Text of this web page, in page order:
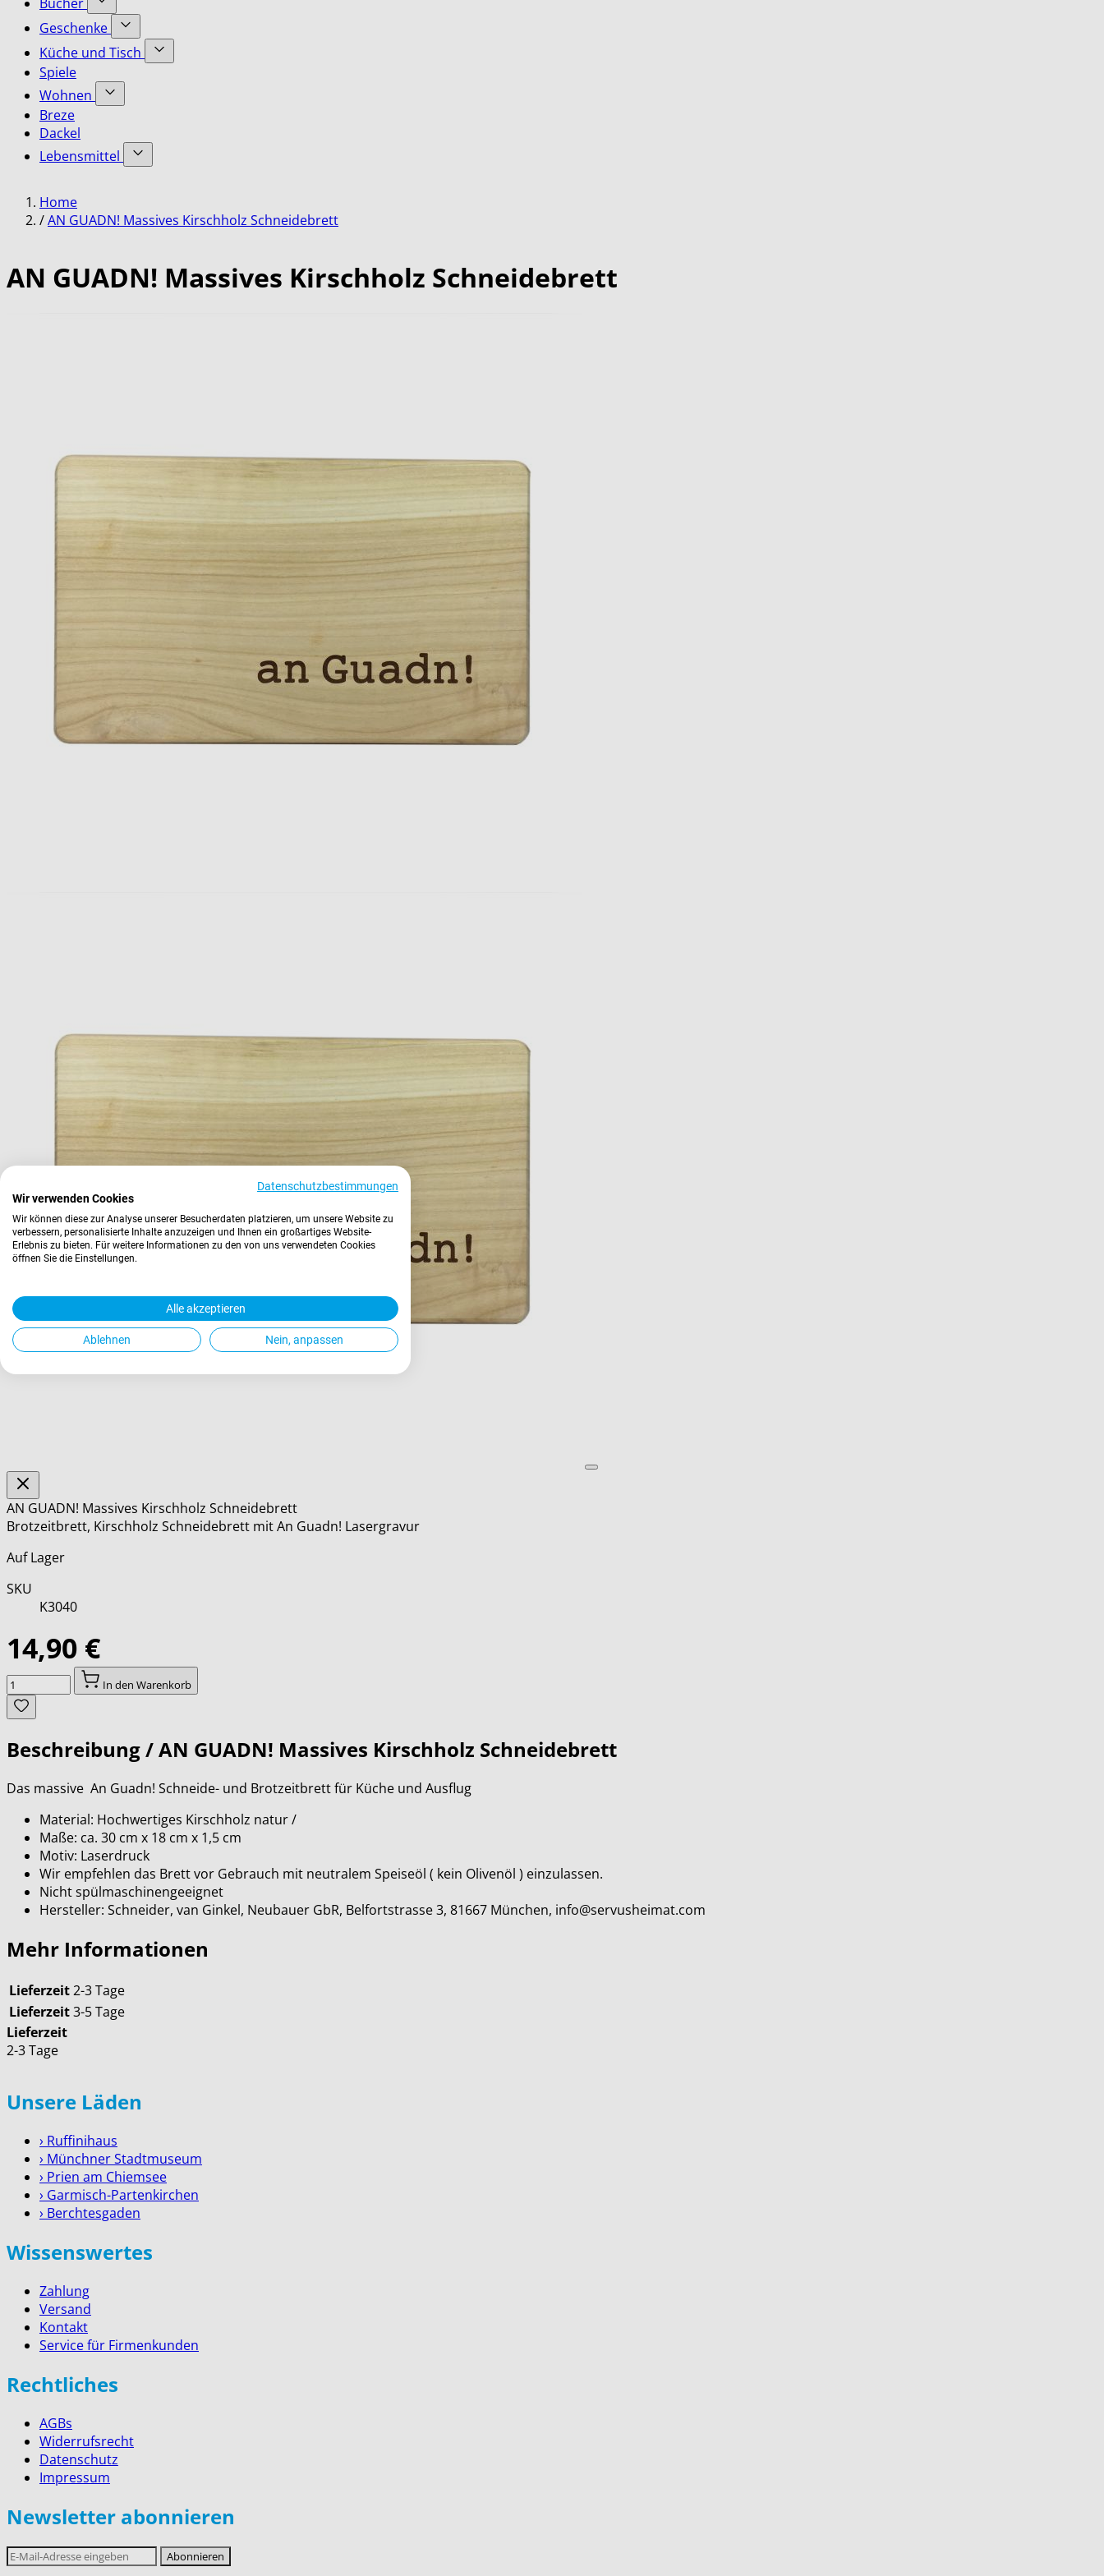
Accessoires
category
for
Bekleidung
category
Show
submenu
for
Bücher
Geschenke
Show
submenu
Küche und Tisch
Show
Spiele
Wohnen
Show
Wohnen
category
Breze
Dackel
Lebensmittel
Show
Lebensmittel
category
Home
/AN GUADN! Massives Kirschholz Schneidebrett
AN GUADN! Massives Kirschholz Schneidebrett
AN GUADN! Massives Kirschholz Schneidebrett
Brotzeitbrett, Kirschholz Schneidebrett mit An Guadn! Lasergravur
Auf Lager
SKU
K3040
14,90 €
Menge
In den Warenkorb
Beschreibung /AN GUADN! Massives Kirschholz Schneidebrett
Das massive An Guadn! Schneide- und Brotzeitbrett für Küche und Ausflug
Material: Hochwertiges Kirschholz natur /
Maße: ca. 30 cm x 18 cm x 1,5 cm
Motiv: Laserdruck
Wir empfehlen das Brett vor Gebrauch mit neutralem Speiseöl ( kein Olivenöl ) einzulassen.
Nicht spülmaschinengeeignet
Hersteller: Schneider, van Ginkel, Neubauer GbR, Belfortstrasse 3, 81667 München, info@servusheimat.com
Mehr Informationen
Lieferzeit2-3 Tage
Lieferzeit3-5 Tage
Lieferzeit
2-3 Tage
Unsere Läden
› Ruffinihaus
› Münchner Stadtmuseum
› Prien am Chiemsee
› Garmisch-Partenkirchen
› Berchtesgaden
Wissenswertes
Zahlung
Versand
Kontakt
Service für Firmenkunden
Rechtliches
AGBs
Widerrufsrecht
Datenschutz
Impressum
Newsletter abonnieren
E-
Mail-
Abonnieren
Datenschutzbestimmungen
Wir verwenden Cookies
Wir können diese zur Analyse unserer Besucherdaten platzieren, um unsere Website zu
verbessern, personalisierte Inhalte anzuzeigen und Ihnen ein großartiges Website-
Erlebnis zu bieten. Für weitere Informationen zu den von uns verwendeten Cookies
öffnen Sie die Einstellungen.
Alle akzeptieren
Ablehnen Nein, anpassen